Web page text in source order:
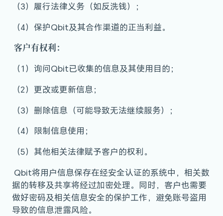
（3）履行法律义务（如反洗钱）；
（4）保护Qbit及其合作渠道的正当利益。
客户有权利：
（1）询问Qbit已收集的信息及其使用目的；
（2）更改或更新信息；
（3）删除信息（可能导致无法继续服务）；
（4）限制信息使用；
（5）其他相关法律赋予客户的权利。
Qbit将用户信息保存在经安全认证的系统中，相关数
据的转移及共享将经过加密处理。同时，客户也需要
做好密码及相关信息安全的保护工作，避免账号盗用
导致的信息泄露风险。